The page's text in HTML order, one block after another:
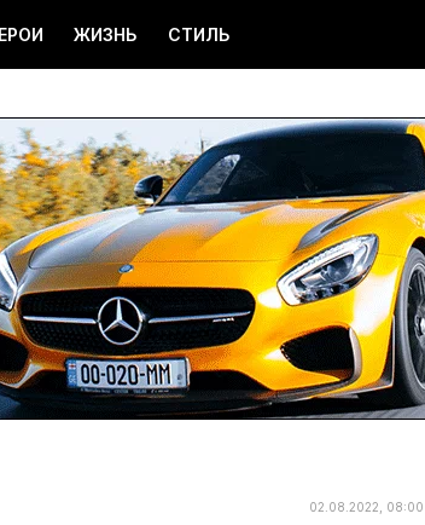
ЖИЗНЬ СТИЛЬ
02.08.2022, 08:00